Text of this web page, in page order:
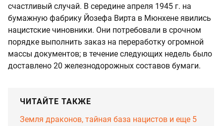
счастливый случай. В середине апреля 1945 г. на
бумажную фабрику Йозефа Вирта в Мюнхене явились
нацистские чиновники. Они потребовали в срочном
порядке выполнить заказ на переработку огромной
массы документов; в течение следующих недель было
доставлено 20 железнодорожных составов бумаги.
ЧИТАЙТЕ ТАКЖЕ
Земля драконов, тайная база нацистов и еще 5